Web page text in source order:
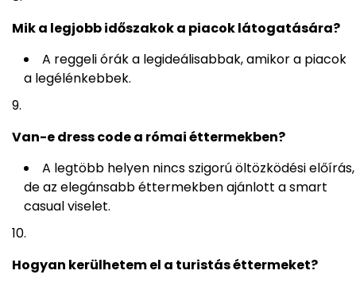
Mik a legjobb időszakok a piacok látogatására?
A reggeli órák a legideálisabbak, amikor a piacok
a legélénkebbek.
Van-e dress code a római éttermekben?
A legtöbb helyen nincs szigorú öltözködési előírás,
de az elegánsabb éttermekben ajánlott a smart
casual viselet.
Hogyan kerülhetem el a turistás éttermeket?